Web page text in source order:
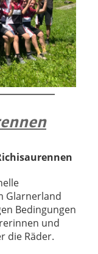
Glarnerland
Bedingungen
und
die Räder.